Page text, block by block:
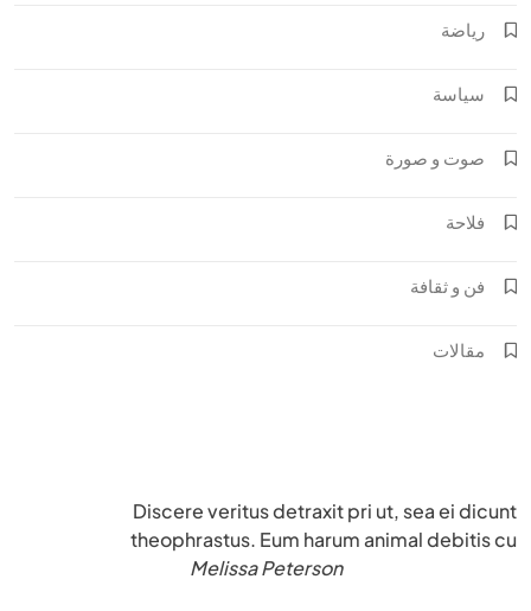
رياضة
سياسة
صوت و صورة
فلاحة
فن و ثقافة
مقالات
Discere veritus detraxit pri ut, sea ei dicunt
theophrastus. Eum harum animal debitis cu
Melissa Peterson